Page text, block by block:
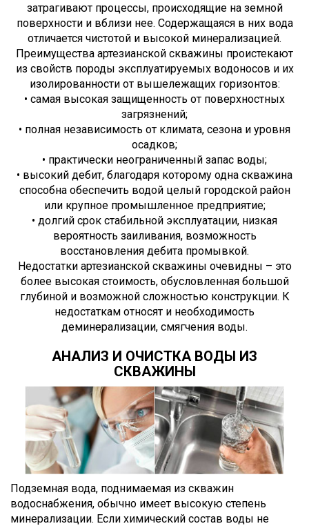
затрагивают процессы, происходящие на земной
поверхности и вблизи нее. Содержащаяся в них вода
отличается чистотой и высокой минерализацией.
Преимущества артезианской скважины проистекают
из свойств породы эксплуатируемых водоносов и их
изолированности от вышележащих горизонтов:
• самая высокая защищенность от поверхностных
загрязнений;
• полная независимость от климата, сезона и уровня
осадков;
• практически неограниченный запас воды;
• высокий дебит, благодаря которому одна скважина
способна обеспечить водой целый городской район
или крупное промышленное предприятие;
• долгий срок стабильной эксплуатации, низкая
вероятность заиливания, возможность
восстановления дебита промывкой.
Недостатки артезианской скважины очевидны – это
более высокая стоимость, обусловленная большой
глубиной и возможной сложностью конструкции. К
недостаткам относят и необходимость
деминерализации, смягчения воды.
АНАЛИЗ И ОЧИСТКА ВОДЫ ИЗ
СКВАЖИНЫ
Подземная вода, поднимаемая из скважин
водоснабжения, обычно имеет высокую степень
минерализации. Если химический состав воды не